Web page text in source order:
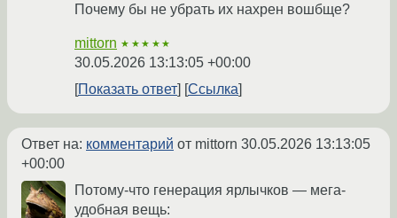
Почему бы не убрать их нахрен вошбще?
mittorn ★★★★★
30.05.2026 13:13:05 +00:00
Показать ответ
Ссылка
Ответ на: комментарий от mittorn 30.05.2026 13:13:05
+00:00
Потому-что генерация ярлычков — мега-
удобная вещь: